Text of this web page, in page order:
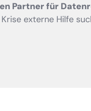
Partner für
externe Hilfe